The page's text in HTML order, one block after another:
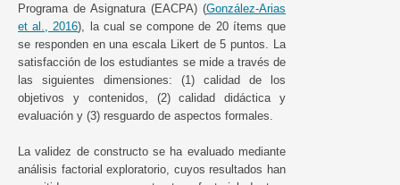
Programa de Asignatura (EACPA) (González-Arias
et al., 2016), la cual se compone de 20 ítems que
se responden en una escala Likert de 5 puntos. La
satisfacción de los estudiantes se mide a través de
las siguientes dimensiones: (1) calidad de los
objetivos y contenidos, (2) calidad didáctica y
evaluación y (3) resguardo de aspectos formales.
La validez de constructo se ha evaluado mediante
análisis factorial exploratorio, cuyos resultados han